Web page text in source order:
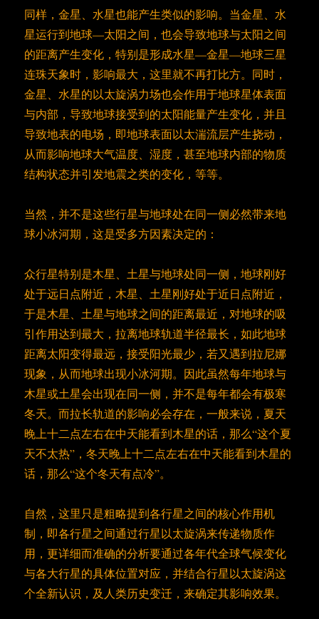
同样，金星、水星也能产生类似的影响。当金星、水
星运行到地球—太阳之间，也会导致地球与太阳之间
的距离产生变化，特别是形成水星—金星—地球三星
连珠天象时，影响最大，这里就不再打比方。同时，
金星、水星的以太旋涡力场也会作用于地球星体表面
与内部，导致地球接受到的太阳能量产生变化，并且
导致地表的电场，即地球表面以太湍流层产生挠动，
从而影响地球大气温度、湿度，甚至地球内部的物质
结构状态并引发地震之类的变化，等等。
当然，并不是这些行星与地球处在同一侧必然带来地
球小冰河期，这是受多方因素决定的：
众行星特别是木星、土星与地球处同一侧，地球刚好
处于远日点附近，木星、土星刚好处于近日点附近，
于是木星、土星与地球之间的距离最近，对地球的吸
引作用达到最大，拉离地球轨道半径最长，如此地球
距离太阳变得最远，接受阳光最少，若又遇到拉尼娜
现象，从而地球出现小冰河期。因此虽然每年地球与
木星或土星会出现在同一侧，并不是每年都会有极寒
冬天。而拉长轨道的影响必会存在，一般来说，夏天
晚上十二点左右在中天能看到木星的话，那么“这个夏
天不太热”，冬天晚上十二点左右在中天能看到木星的
话，那么“这个冬天有点冷”。
自然，这里只是粗略提到各行星之间的核心作用机
制，即各行星之间通过行星以太旋涡来传递物质作
用，更详细而准确的分析要通过各年代全球气候变化
与各大行星的具体位置对应，并结合行星以太旋涡这
个全新认识，及人类历史变迁，来确定其影响效果。